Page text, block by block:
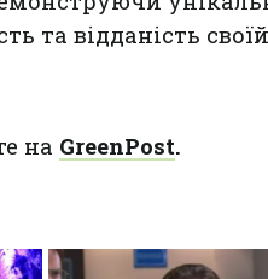
та відданість своїй
на GreenPost.